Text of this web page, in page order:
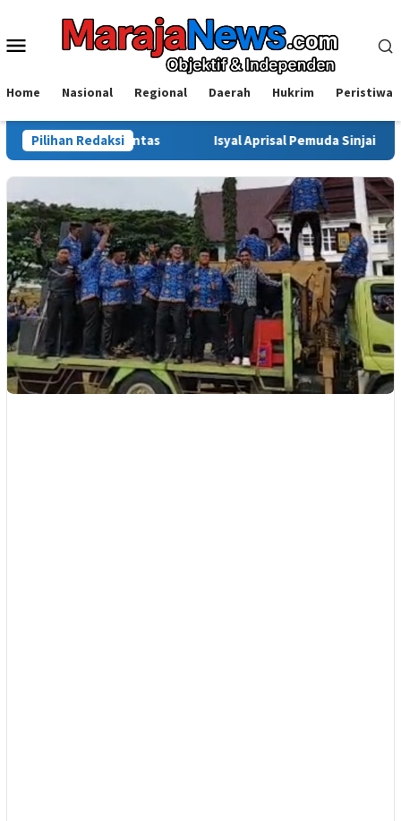
konten
Menu
Home Nasional Regional Daerah Hukrim Peristiwa
Pilihan Redaksi
Tuntas Isyal Aprisal Pemuda Sinjai Soroti Dugaan